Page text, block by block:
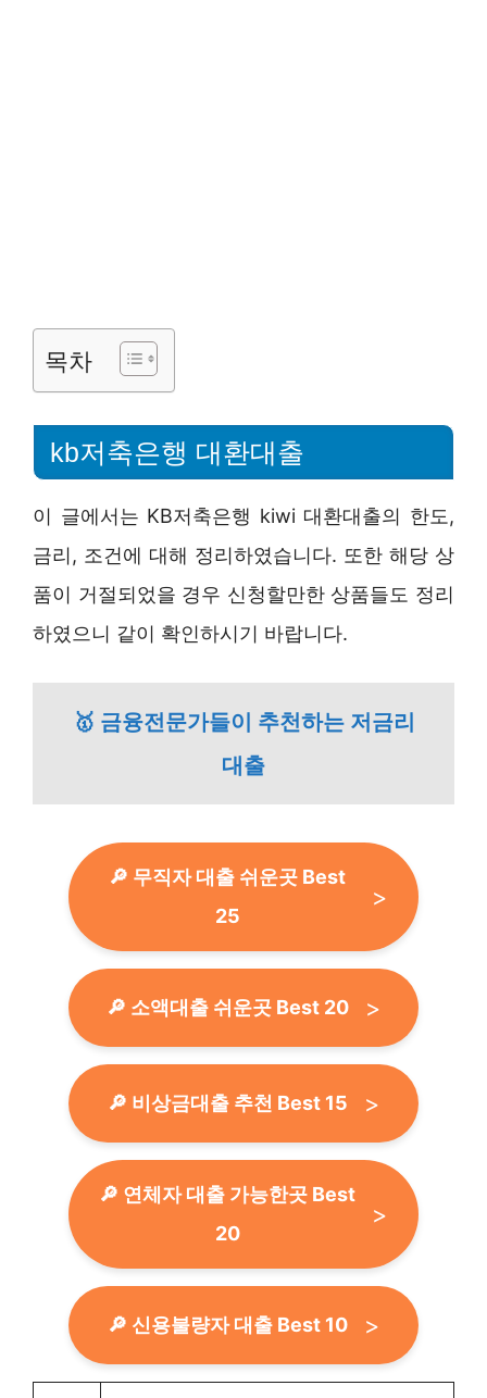
목차
kb저축은행 대환대출
이 글에서는 KB저축은행 kiwi 대환대출의 한도,
금리, 조건에 대해 정리하였습니다. 또한 해당 상
품이 거절되었을 경우 신청할만한 상품들도 정리
하였으니 같이 확인하시기 바랍니다.
🥇 금융전문가들이 추천하는 저금리
대출
🔎 무직자 대출 쉬운곳 Best
25
🔎 소액대출 쉬운곳 Best 20
🔎 비상금대출 추천 Best 15
🔎 연체자 대출 가능한곳 Best
20
🔎 신용불량자 대출 Best 10